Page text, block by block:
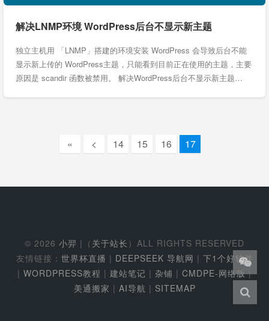
解决LNMP环境 WordPress后台不显示新主题
独立主机用 「LNMP」搭建的环境安装 WordPress 会导致后台不能
显示新上传的 WordPress主题，只能看到目前正在使用的主题，主要
原因是 scandir 函数被禁用。 解决WordPress后台不显示新主题…
« < 14 15 16 17
© 2026 小羿 |（ 关于站长 ）ALL RIGHTS RESERVED
友情链接： 世界杯直播 | DEEPSEEK 导航网 | 下1个好软件
| WORDPRESS教程 | 建站笔记 | 杂铺 | CMDPE-网络版|
美通搬家 | AI导航 | SITEMAP